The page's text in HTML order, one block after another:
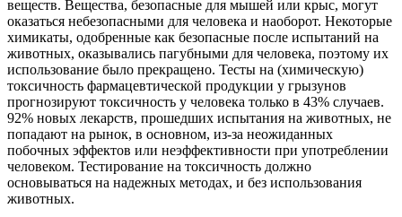
веществ. Вещества, безопасные для мышей или крыс, могут
оказаться небезопасными для человека и наоборот. Некоторые
химикаты, одобренные как безопасные после испытаний на
животных, оказывались пагубными для человека, поэтому их
использование было прекращено. Тесты на (химическую)
токсичность фармацевтической продукции у грызунов
прогнозируют токсичность у человека только в 43% случаев.
92% новых лекарств, прошедших испытания на животных, не
попадают на рынок, в основном, из-за неожиданных
побочных эффектов или неэффективности при употреблении
человеком. Тестирование на токсичность должно
основываться на надежных методах, и без использования
животных.